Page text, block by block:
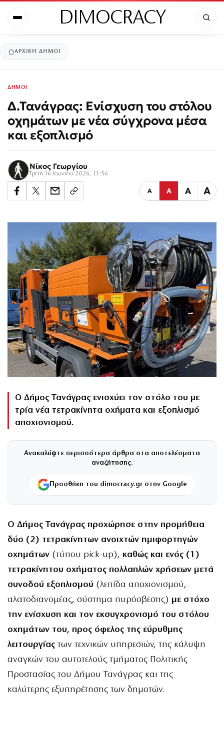
DIMOCRACY
ΑΡΧΙΚΉ ΔΗΜΟΙ
ΔΗΜΟΙ
Δ.Τανάγρας: Ενίσχυση του στόλου
οχημάτων με νέα σύγχρονα μέσα
και εξοπλισμό
Νίκος Γεωργίου
Τρίτη 16 Ιουνίου 2026, 11:56
Α Α Α Α
Ο Δήμος Τανάγρας ενισχύει τον στόλο του με
τρία νέα τετρακίνητα οχήματα και εξοπλισμό
αποχιονισμού.
Ανακαλύψτε περισσότερα άρθρα στα αποτελέσματα
αναζήτησης.
Προσθήκη του dimocracy.gr στην Google
Ο Δήμος Τανάγρας προχώρησε στην προμήθεια
δύο (2) τετρακίνητων ανοιχτών ημιφορτηγών
οχημάτων (τύπου pick-up), καθώς και ενός (1)
τετρακίνητου οχήματος πολλαπλών χρήσεων μετά
συνοδού εξοπλισμού (λεπίδα αποχιονισμού,
αλατοδιανομέας, σύστημα πυρόσβεσης) με στόχο
την ενίσχυση και τον εκσυγχρονισμό του στόλου
οχημάτων του, προς όφελος της εύρυθμης
λειτουργίας των τεχνικών υπηρεσιών, της κάλυψη
αναγκών του αυτοτελούς τμήματος Πολιτικής
Προστασίας του Δήμου Τανάγρας και της
καλύτερης εξυπηρέτησης των δημοτών.